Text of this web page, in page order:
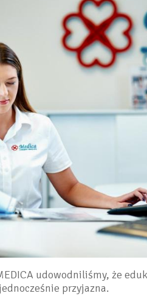
udowodniliśmy, że
przyjazna.